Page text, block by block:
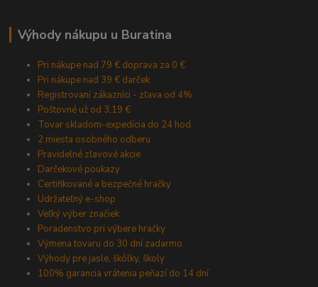
Výhody nákupu u Buratina
Pri nákupe nad 79 € doprava za 0 €
Pri nákupe nad 39 € darček
Registrovaní zákazníci - zľava od 4%
Poštovné už od 3,19 €
Tovar skladom-expedícia do 24 hod.
2 miesta osobného odberu
Pravidelné zľavové akcie
Darčekové poukazy
Certifikované a bezpečné hračky
Udržateľný e-shop
Veľký výber značiek
Poradenstvo pri výbere hračky
Výmena tovaru do 30 dní zadarmo
Výhody pre jasle, škôlky, školy
100% garancia vrátenia peňazí do 14 dní